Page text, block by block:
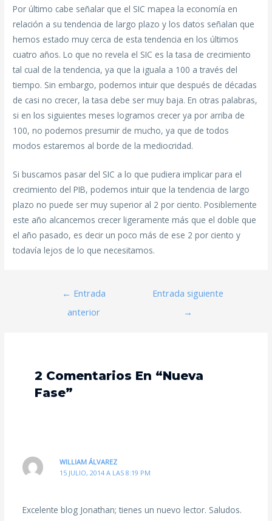
Por último cabe señalar que el SIC mapea la economía en
relación a su tendencia de largo plazo y los datos señalan que
hemos estado muy cerca de esta tendencia en los últimos
cuatro años. Lo que no revela el SIC es la tasa de crecimiento
tal cual de la tendencia, ya que la iguala a 100 a través del
tiempo. Sin embargo, podemos intuir que después de décadas
de casi no crecer, la tasa debe ser muy baja. En otras palabras,
si en los siguientes meses logramos crecer ya por arriba de
100, no podemos presumir de mucho, ya que de todos
modos estaremos al borde de la mediocridad.
Si buscamos pasar del SIC a lo que pudiera implicar para el
crecimiento del PIB, podemos intuir que la tendencia de largo
plazo no puede ser muy superior al 2 por ciento. Posiblemente
este año alcancemos crecer ligeramente más que el doble que
el año pasado, es decir un poco más de ese 2 por ciento y
todavía lejos de lo que necesitamos.
← Entrada
anterior
Entrada siguiente
→
2 Comentarios En “Nueva
Fase”
WILLIAM ÁLVAREZ
15 JULIO, 2014 A LAS 8:19 PM
Excelente blog Jonathan; tienes un nuevo lector. Saludos.